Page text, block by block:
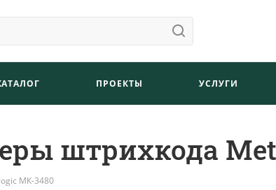
ПРОЕКТЫ УСЛУГИ
штрихкода
МК-3480